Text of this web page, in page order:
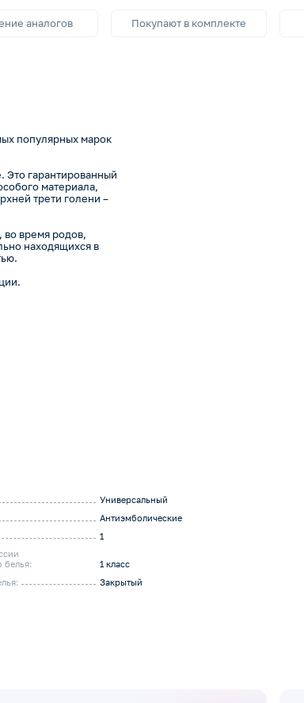
аналогов Покупают в комплекте
популярных марок
Это гарантированный
материала,
трети голени –
во время родов,
находящихся в
Универсальный
Антиэмболические
1
белья:
1 класс
Закрытый